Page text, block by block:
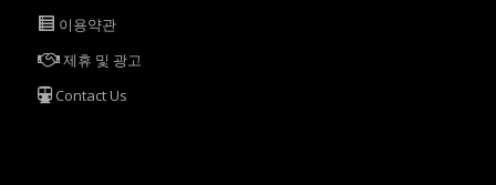
이용약관
제휴 및 광고
Contact Us